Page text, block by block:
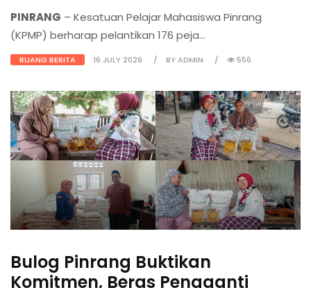
PINRANG – Kesatuan Pelajar Mahasiswa Pinrang
(KPMP) berharap pelantikan 176 peja...
RUANG BERITA 16 JULY 2026 BY ADMIN 556
Bulog Pinrang Buktikan
Komitmen, Beras Pengganti